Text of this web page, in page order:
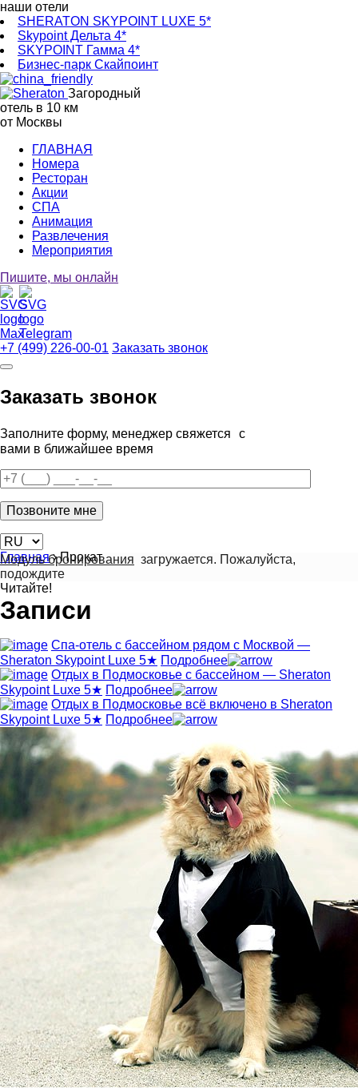
наши отели
SHERATON SKYPOINT LUXE 5*
Skypoint Дельта 4*
SKYPOINT Гамма 4*
Бизнес-парк Скайпоинт
Загородный
отель в 10 км
от Москвы
ГЛАВНАЯ
Номера
Ресторан
Акции
СПА
Анимация
Развлечения
Мероприятия
Пишите, мы онлайн
+7 (499) 226-00-01 Заказать звонок
Заказать звонок
Заполните форму, менеджер свяжется с
вами в ближайшее время
Главная ›Прокат
Модуль бронирования загружается. Пожалуйста,
подождите
Читайте!
Записи
Спа-отель с бассейном рядом с Москвой —
Sheraton Skypoint Luxe 5★ Подробнее
Отдых в Подмосковье с бассейном — Sheraton
Skypoint Luxe 5★ Подробнее
Отдых в Подмосковье всё включено в Sheraton
Skypoint Luxe 5★ Подробнее